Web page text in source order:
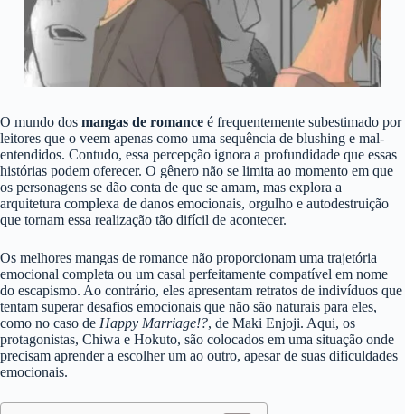
O mundo dos mangas de romance é frequentemente subestimado por
leitores que o veem apenas como uma sequência de blushing e mal-
entendidos. Contudo, essa percepção ignora a profundidade que essas
histórias podem oferecer. O gênero não se limita ao momento em que
os personagens se dão conta de que se amam, mas explora a
arquitetura complexa de danos emocionais, orgulho e autodestruição
que tornam essa realização tão difícil de acontecer.
Os melhores mangas de romance não proporcionam uma trajetória
emocional completa ou um casal perfeitamente compatível em nome
do escapismo. Ao contrário, eles apresentam retratos de indivíduos que
tentam superar desafios emocionais que não são naturais para eles,
como no caso de Happy Marriage!?, de Maki Enjoji. Aqui, os
protagonistas, Chiwa e Hokuto, são colocados em uma situação onde
precisam aprender a escolher um ao outro, apesar de suas dificuldades
emocionais.